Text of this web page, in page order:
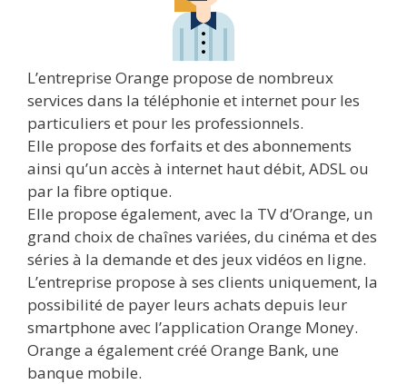
L’entreprise Orange propose de nombreux
services dans la téléphonie et internet pour les
particuliers et pour les professionnels.
Elle propose des forfaits et des abonnements
ainsi qu’un accès à internet haut débit, ADSL ou
par la fibre optique.
Elle propose également, avec la TV d’Orange, un
grand choix de chaînes variées, du cinéma et des
séries à la demande et des jeux vidéos en ligne.
L’entreprise propose à ses clients uniquement, la
possibilité de payer leurs achats depuis leur
smartphone avec l’application Orange Money.
Orange a également créé Orange Bank, une
banque mobile.